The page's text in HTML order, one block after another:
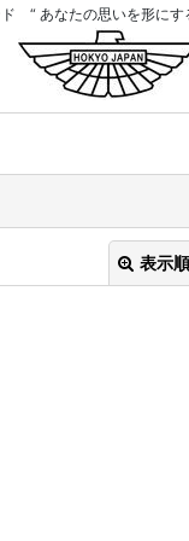
“ あなたの思いを形にす
表示